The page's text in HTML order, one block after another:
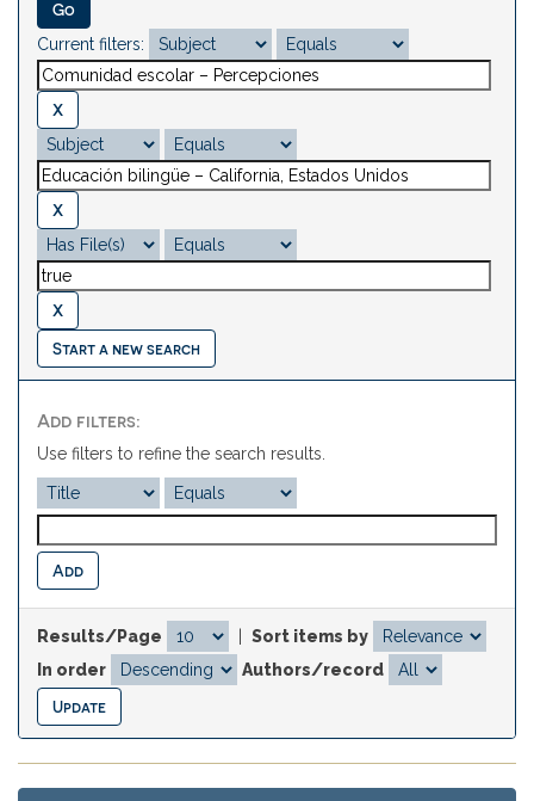
Current filters:
Start a new search
Add filters:
Use filters to refine the search results.
Results/Page
Sort items by
In order
Authors/record